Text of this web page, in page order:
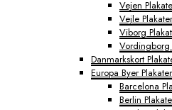
Vejen
Vejle Plakater
Viborg
Vordingborg
Danmarkskort
Europa Byer Plakater
Barcelona
Berlin